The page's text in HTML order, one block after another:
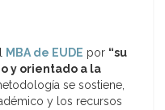
MBA de EUDE por “su
y orientado a la
se sostiene,
y los recursos